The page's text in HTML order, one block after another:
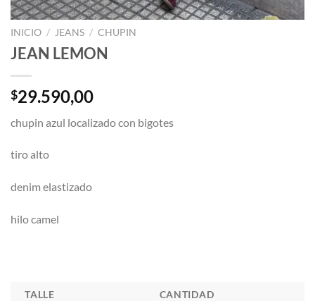
INICIO / JEANS / CHUPIN
JEAN LEMON
$29.590,00
chupin azul localizado con bigotes
tiro alto
denim elastizado
hilo camel
TALLE CANTIDAD